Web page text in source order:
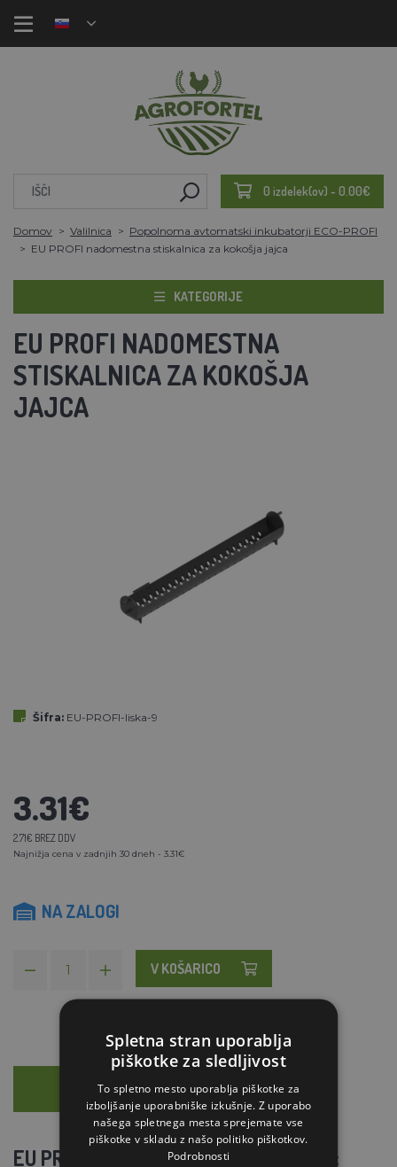
0 izdelek(ov) - 0.00€
Domov Valilnica
Popolnoma avtomatski inkubatorji ECO-PROFI
EU PROFI nadomestna stiskalnica za kokošja jajca
KATEGORIJE
EU PROFI NADOMESTNA
STISKALNICA ZA KOKOŠJA
JAJCA
Šifra: EU-PROFI-liska-9
3.31€
2.71€ BREZ DDV
Najnižja cena v zadnjih 30 dneh - 3.31€
NA ZALOGI
V KOŠARICO
OPIS SVETOVANJE
EU PROFI stiskalnica za 9 kokošjih jajc
Spletna stran uporablja
piškotke za sledljivost
To spletno mesto uporablja piškotke za
izboljšanje uporabniške izkušnje. Z uporabo
našega spletnega mesta sprejemate vse
piškotke v skladu z našo politiko piškotkov.
Podrobnosti